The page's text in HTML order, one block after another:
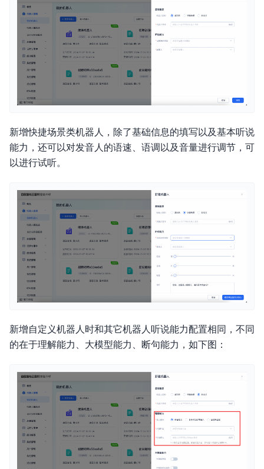
新增快捷场景类机器人，除了基础信息的填写以及基本听说
能力，还可以对发音人的语速、语调以及音量进行调节，可
以进行试听。
新增自定义机器人时和其它机器人听说能力配置相同，不同
的在于理解能力、大模型能力、断句能力，如下图：